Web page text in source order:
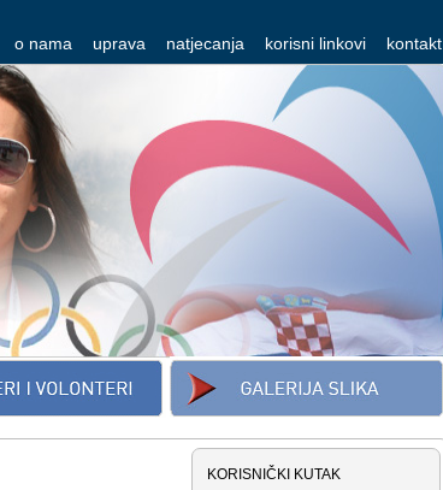
o nama uprava natjecanja korisni linkovi kontakt
KORISNIČKI KUTAK